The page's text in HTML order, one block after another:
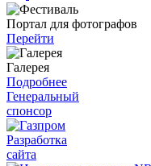
Портал для фотографов
Перейти
Галерея
Подробнее
Генеральный
спонсор
Разработка
сайта